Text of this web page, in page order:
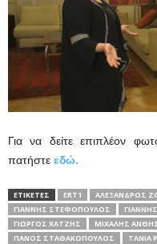
Για να δείτε επιπλέον
πατήστε εδώ.
ΕΤΙΚΕΤΕΣ ERT1 ΑΛΈΞΑΝΔΡΟΣ
ΓΙΆΝΝΗΣ ΣΤΕΦΌΠΟΥΛΟΣ
ΓΙΏΡΓΟΣ ΧΑΤΖΉΣ
ΜΙΧΆΛΗΣ
ΠΆΝΟΣ ΣΤΑΘΑΚΌΠΟΥΛΟΣ
ΤΆΝΙΑ